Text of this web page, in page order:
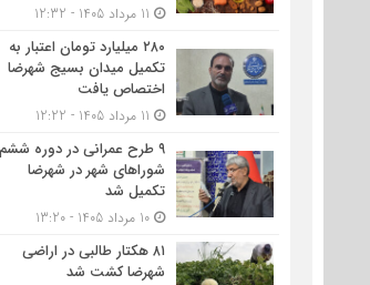
۲۸۰ میلیارد تومان اعتبار به
تکمیل میدان بسیج شهرضا
اختصاص یافت
۹ طرح عمرانی در دوره ششم
شوراهای شهر در شهرضا
تکمیل شد
۸۱ هکتار طالبی در اراضی
شهرضا کشت شد